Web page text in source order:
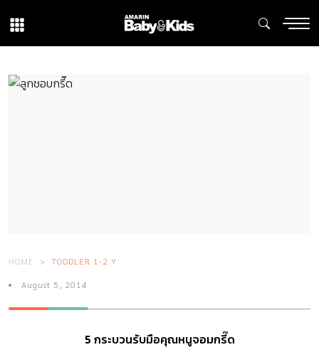
HOME TODDLER 1-2 Y
August 5, 2014
5 กระบวนรับมือคุณหนูจอมกรี๊ด